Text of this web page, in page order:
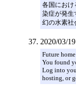
各国におけ
染症が発生
幻の水素社
2020/03/
Future
You found
Log into
hosting, or